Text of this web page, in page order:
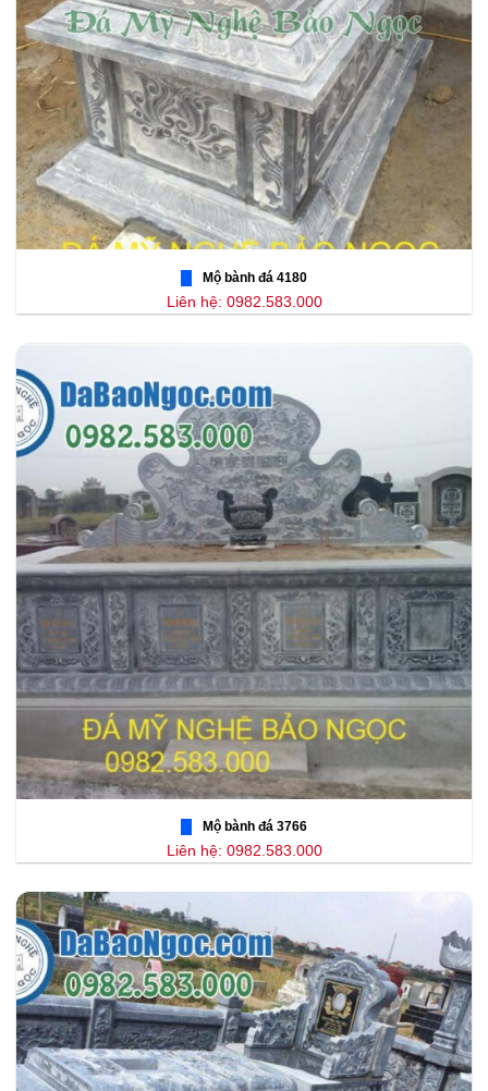
Mộ bành đá 4180
Liên hệ: 0982.583.000
Mộ bành đá 3766
Liên hệ: 0982.583.000